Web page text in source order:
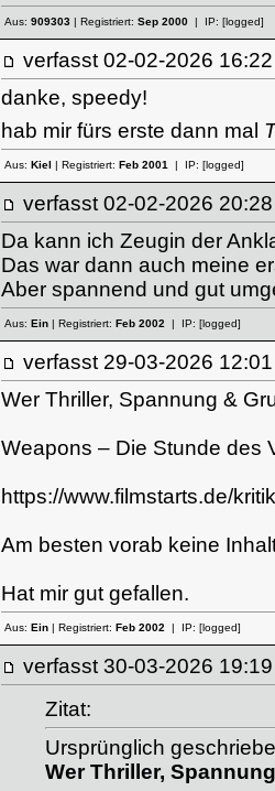
Aus: 909303| Registriert: Sep 2000| IP: [logged]
verfasst 02-02-2026
danke, speedy!
hab mir fürs erste dann mal
Aus: Kiel | Registriert: Feb 2001| IP: [logged]
verfasst 02-02-2026
Da kann ich Zeugin der
Das war dann auch meine
Aber spannend und gut
Aus: Ein| Registriert: Feb 2002| IP: [logged]
verfasst 29-03-2026
Wer Thriller, Spannung &
Weapons – Die Stunde des
https://www.filmstarts.de/
Am besten vorab keine
Hat mir gut gefallen.
Aus: Ein| Registriert: Feb 2002| IP: [logged]
verfasst 30-03-2026
Zitat:
Ursprünglich
Wer Thriller,